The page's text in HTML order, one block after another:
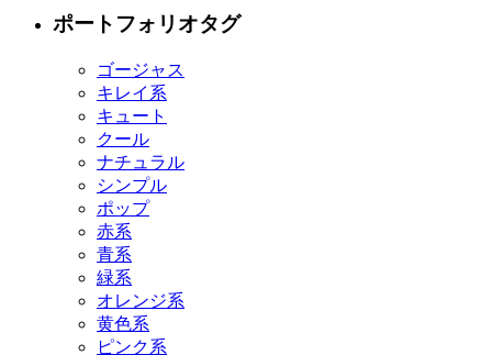
ポートフォリオタグ
ゴージャス
キレイ系
キュート
クール
ナチュラル
シンプル
ポップ
赤系
青系
緑系
オレンジ系
黄色系
ピンク系